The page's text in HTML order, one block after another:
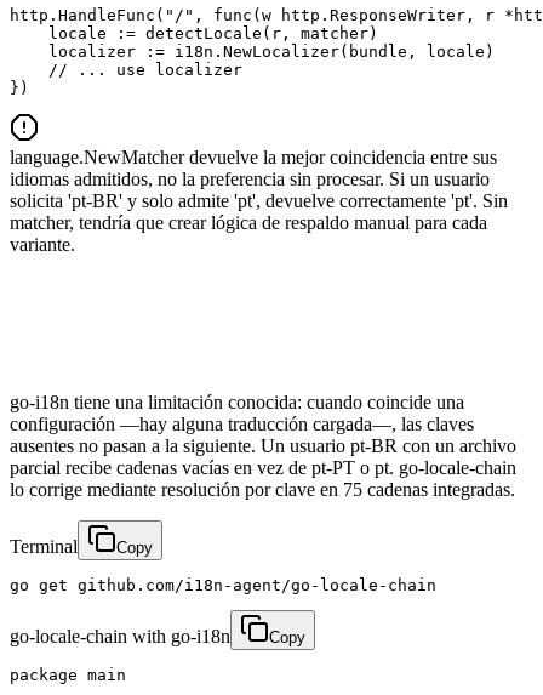
http.HandleFunc("/", func(w http.ResponseWriter, r
    locale := detectLocale(r, matcher)
    localizer := i18n.NewLocalizer(bundle, locale)
    // ... use localizer
})
language.NewMatcher devuelve la mejor coincidencia entre sus
idiomas admitidos, no la preferencia sin procesar. Si un usuario
solicita 'pt-BR' y solo admite 'pt', devuelve correctamente 'pt'. Sin
matcher, tendría que crear lógica de respaldo manual para cada
variante.
go-i18n tiene una limitación conocida: cuando coincide una
configuración —hay alguna traducción cargada—, las claves
ausentes no pasan a la siguiente. Un usuario pt-BR con un archivo
parcial recibe cadenas vacías en vez de pt-PT o pt. go-locale-chain
lo corrige mediante resolución por clave en 75 cadenas integradas.
Terminal Copy
go get github.com/i18n-agent/go-locale-chain
go-locale-chain with go-i18n Copy
package main